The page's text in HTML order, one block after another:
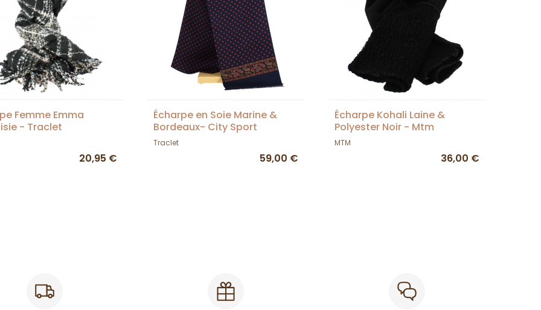
Femme Emma
- Traclet
20,95 €
Écharpe en Soie Marine &
Bordeaux- City Sport
Traclet
59,00 €
Écharpe Kohali Laine &
Polyester Noir - Mtm
MTM
36,00 €